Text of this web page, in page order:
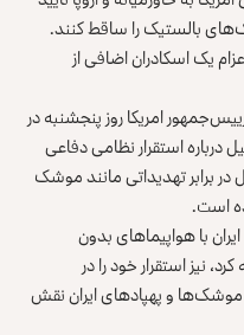
بالستیک را ساقط کنند.
یک اسکادران اضافی از
امریکا روز پنجشنبه در
درباره استقرار نظامی دفاعی
در برابر تهدیداتی مانند موشک
است.
با هواپیماهای بدون
نیز استقرار خود را در
موشک‌ها و پهپادهای ایران نقش